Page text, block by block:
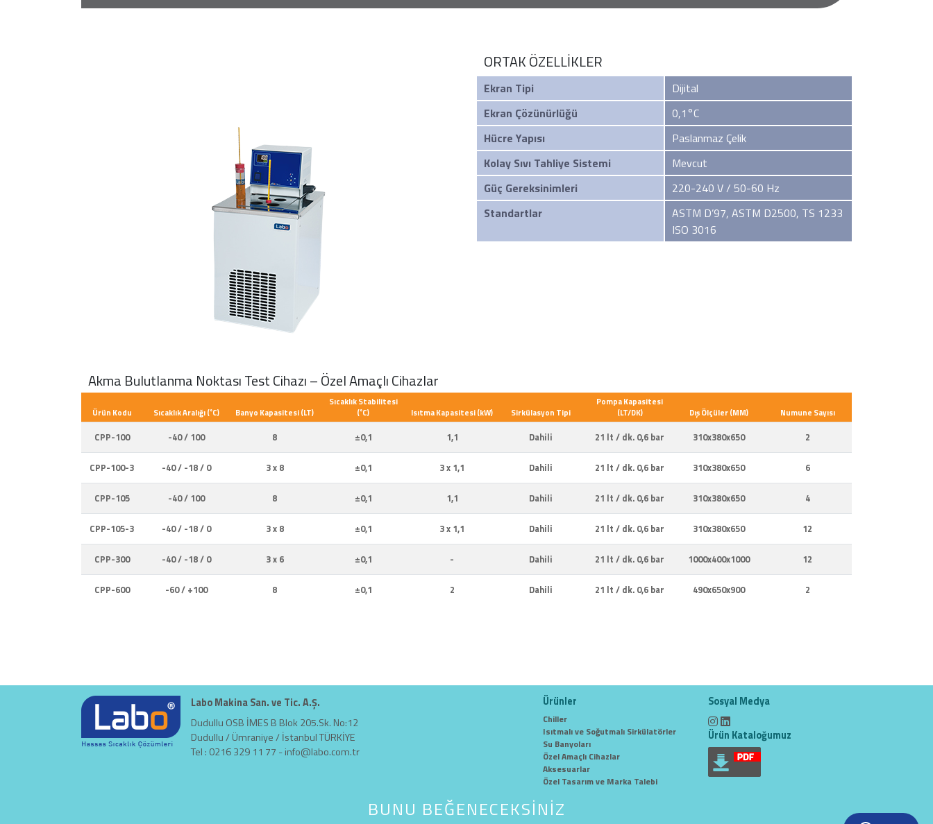
ORTAK ÖZELLİKLER
Ekran Tipi
Dijital
Ekran Çözünürlüğü
0,1°C
Hücre Yapısı
Paslanmaz Çelik
Kolay Sıvı Tahliye Sistemi
Mevcut
Güç Gereksinimleri
220-240 V / 50-60 Hz
Standartlar
ASTM D’97, ASTM D2500, TS 1233
ISO 3016
Akma Bulutlanma Noktası Test Cihazı – Özel Amaçlı Cihazlar
Ürün Kodu Sıcaklık Aralığı (˚C) Banyo Kapasitesi (LT)
Sıcaklık Stabilitesi
(˚C)
Isıtma Kapasitesi (kW) Sirkülasyon Tipi
Pompa Kapasitesi
(LT/DK)
Dış Ölçüler (MM) Numune Sayısı
CPP-100 -40 / 100 8 ±0,1 1,1 Dahili 21 lt / dk. 0,6 bar 310x380x650 2
CPP-100-3 -40 / -18 / 0 3 x 8 ±0,1 3 x 1,1 Dahili 21 lt / dk. 0,6 bar 310x380x650 6
CPP-105 -40 / 100 8 ±0,1 1,1 Dahili 21 lt / dk. 0,6 bar 310x380x650 4
CPP-105-3 -40 / -18 / 0 3 x 8 ±0,1 3 x 1,1 Dahili 21 lt / dk. 0,6 bar 310x380x650 12
CPP-300 -40 / -18 / 0 3 x 6 ±0,1 - Dahili 21 lt / dk. 0,6 bar 1000x400x1000 12
CPP-600 -60 / +100 8 ±0,1 2 Dahili 21 lt / dk. 0,6 bar 490x650x900 2
Labo Makina San. ve Tic. A.Ş.
Dudullu OSB İMES B Blok 205.Sk. No:12
Dudullu / Ümraniye / İstanbul TÜRKİYE
Tel : 0216 329 11 77 -info@labo.com.tr
Ürünler
Chiller
Isıtmalı ve Soğutmalı Sirkülatörler
Su Banyoları
Özel Amaçlı Cihazlar
Aksesuarlar
Özel Tasarım ve Marka Talebi
Sosyal Medya
Ürün Kataloğumuz
BUNU BEĞENECEKSİNİZ